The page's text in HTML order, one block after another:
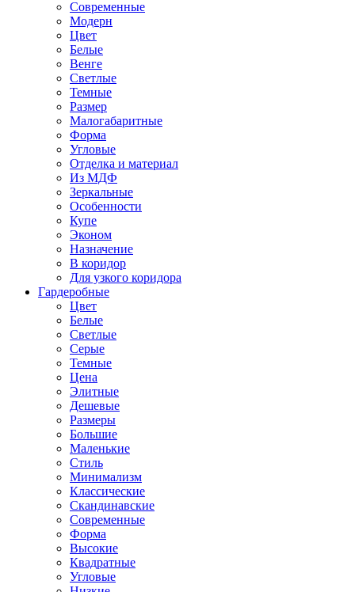
Современные
Модерн
Цвет
Белые
Венге
Светлые
Темные
Размер
Малогабаритные
Форма
Угловые
Отделка и материал
Из МДФ
Зеркальные
Особенности
Купе
Эконом
Назначение
В коридор
Для узкого коридора
Гардеробные
Цвет
Белые
Светлые
Серые
Темные
Цена
Элитные
Дешевые
Размеры
Большие
Маленькие
Стиль
Минимализм
Классические
Скандинавские
Современные
Форма
Высокие
Квадратные
Угловые